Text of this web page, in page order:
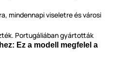
mindennapi viseletre és városi
Portugáliában gyártották
Ez a modell megfelel a